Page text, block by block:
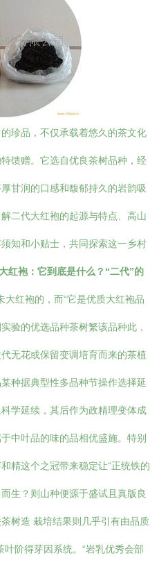
珍品，不仅承载着悠久的茶文化
馈赠。它选自优良茶树品种，经
甘润的口感和馥郁持久的岩韵吸
二代大红袍的起源与特点、高山
知和小贴士，共同探索这一乡村
红袍：它到底是什么？“二代”的
大红袍的，而“它是优质大红袍品
验的优选品种茶树繁该品种此，
无花或保留变调培育而来的茶植
种据典型性多品种节操作选择延
学延续，其后作为政精理变体成
中叶品的味的品相优盛施。特别
精这个之冠带来稳定让“正统铁的
生？则山种便源于盛试且真版良
树造 栽培结果则几乎引有由品质
阶得芽因系统。“岩乳优秀会部